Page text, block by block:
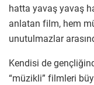
hatta yavaş yavaş
anlatan film, hem
unutulmazlar
Kendisi de
“müzikli” filmleri